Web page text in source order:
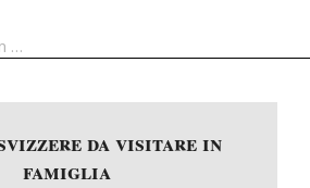
da visitare in
famiglia